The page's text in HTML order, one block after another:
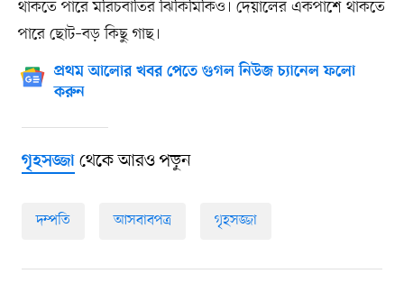
থাকতে পারে মরিচবাতির ঝিকিমিকিও। দেয়ালের একপাশে থাকতে
পারে ছোট–বড় কিছু গাছ।
প্রথম আলোর খবর পেতে গুগল নিউজ চ্যানেল ফলো
করুন
গৃহসজ্জাথেকে আরও পড়ুন
দম্পতি আসবাবপত্র গৃহসজ্জা